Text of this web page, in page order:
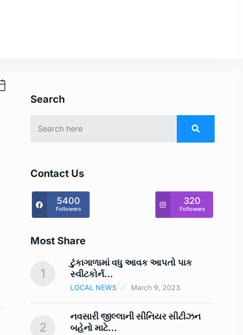
Search
Contact Us
5400
Followers
320
Followers
Most Share
1
ટુંકાગાળામાં વધુ આવક આપતો પાક
સ્‍વીટકોર્ન…
LOCAL NEWS March 9, 2023
2
નવસારી જીલ્લાની સીનિયર સીટીઝન
બહેનો માટે…